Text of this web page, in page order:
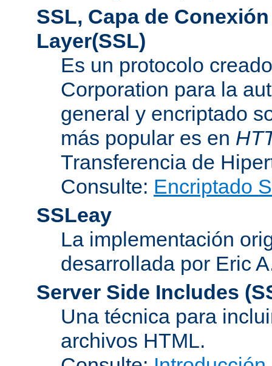
SSL, Capa de
Layer(SSL)
Es un protocolo
Corporation para la
general y encriptado
más popular es en
Transferencia de
Consulte: Encriptado
SSLeay
La implementación
desarrollada por Eric
Server Side Includes
Una técnica para
archivos HTML.